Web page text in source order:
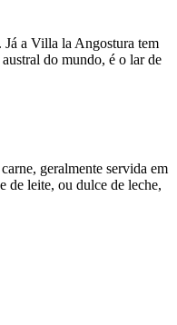
Já a Villa la Angostura tem
do mundo, é o lar de
geralmente servida em
de leite, ou dulce de leche,